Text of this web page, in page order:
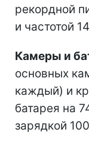
рекордной
и частотой
Камеры и
основных
каждый) и
батарея на
зарядкой